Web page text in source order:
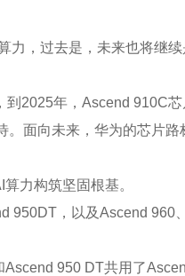
力，过去是，未来也将继
到2025年，Ascend 910C
。面向未来，华为的芯片路
力构筑坚固根基。
950DT，以及Ascend 960
950 DT共用了